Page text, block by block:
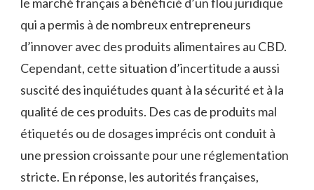
qui a permis à de nombreux entrepreneurs
d’innover avec des produits alimentaires au CBD.
Cependant, cette situation d’incertitude a aussi
suscité des inquiétudes quant à la sécurité et à la
qualité de ces produits. Des cas de produits mal
étiquetés ou de dosages imprécis ont conduit à
une pression croissante pour une réglementation
stricte. En réponse, les autorités françaises,